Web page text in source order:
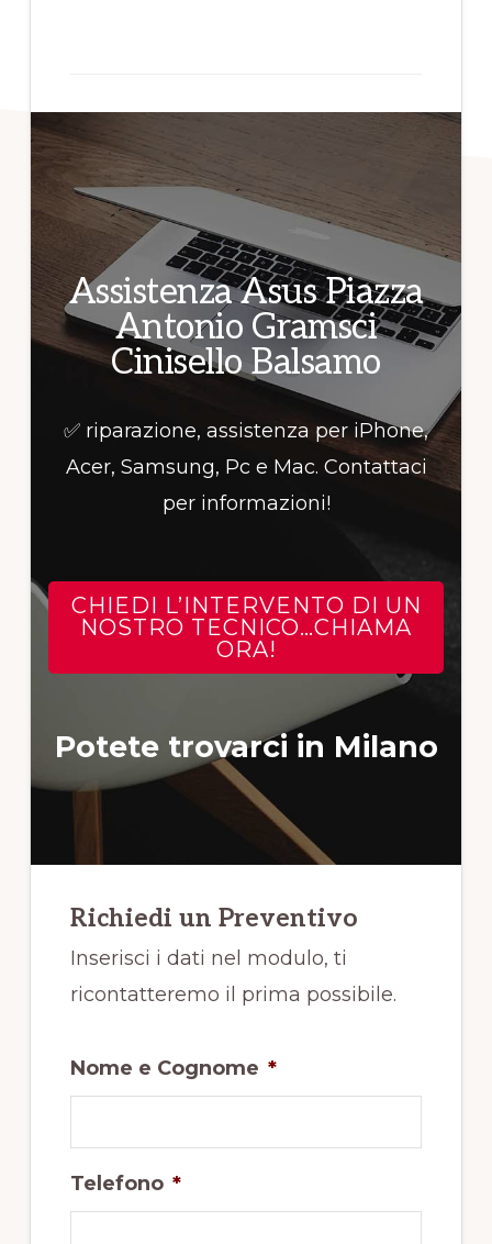
Assistenza Asus Piazza
Antonio Gramsci
Cinisello Balsamo
✅ riparazione, assistenza per iPhone,
Acer, Samsung, Pc e Mac. Contattaci
per informazioni!
CHIEDI L’INTERVENTO DI UN
NOSTRO TECNICO…CHIAMA
ORA!
Potete trovarci in Milano
Richiedi un Preventivo
Inserisci i dati nel modulo, ti
ricontatteremo il prima possibile.
Nome e Cognome *
Telefono *